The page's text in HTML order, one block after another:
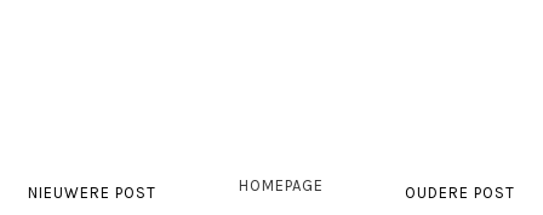
NIEUWERE POST OUDERE POST
HOMEPAGE